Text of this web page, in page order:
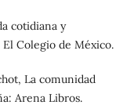
cotidiana y
Colegio de México.
La comunidad
Arena Libros.